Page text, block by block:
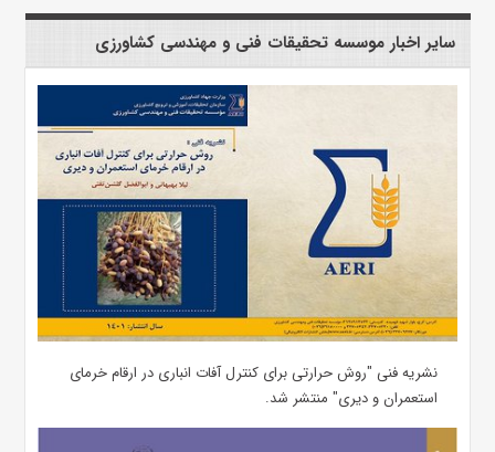
سایر اخبار موسسه تحقیقات فنی و مهندسی کشاورزی
نشریه فنی "روش حرارتی برای کنترل آفات انباری در ارقام خرمای
استعمران و دیری" منتشر شد.